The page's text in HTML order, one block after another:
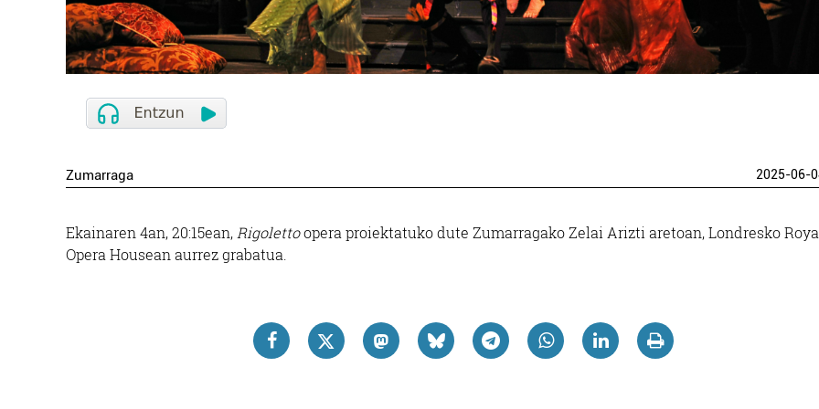
Zumarraga 2025-06-
Ekainaren 4an, 20:15ean, Rigolettoopera proiektatuko dute Zumarragako Zelai Arizti aretoan, Londresko
Opera Housean aurrez grabatua.